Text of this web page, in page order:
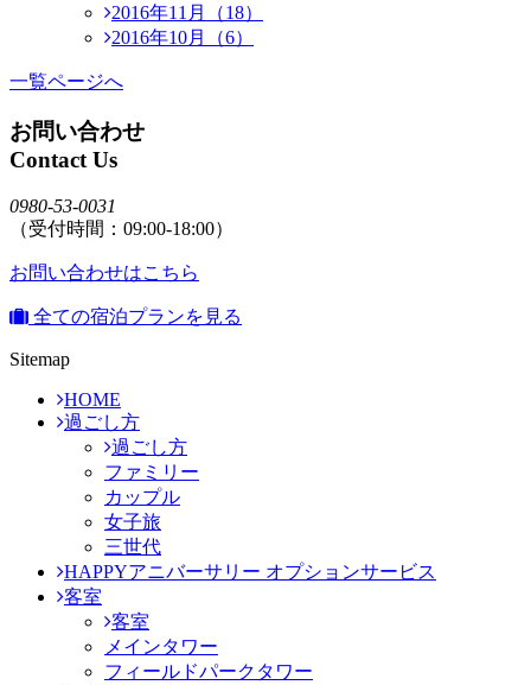
2016年11月（18）
2016年10月（6）
一覧ページへ
お問い合わせ
Contact Us
0980-53-0031
（受付時間：09:00-18:00）
お問い合わせはこちら
全ての宿泊プランを見る
Sitemap
HOME
過ごし方
過ごし方
ファミリー
カップル
女子旅
三世代
HAPPYアニバーサリー オプションサービス
客室
客室
メインタワー
フィールドパークタワー